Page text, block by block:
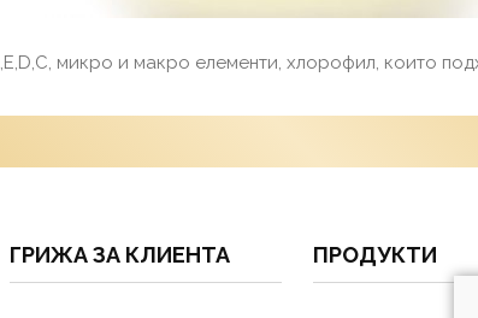
микро и макро елементи, хлорофил, които
ГРИЖА ЗА КЛИЕНТА ПРОДУКТИ